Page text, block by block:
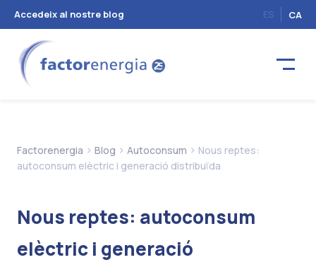
Accedeix al nostre blog ES CA
Factorenergia > Blog > Autoconsum > Nous reptes:
autoconsum elèctric i generació distribuïda
Nous reptes: autoconsum
elèctric i generació